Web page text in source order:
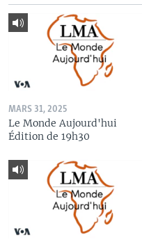
MARS 31, 2025
Le Monde Aujourd'hui
Édition de 19h30